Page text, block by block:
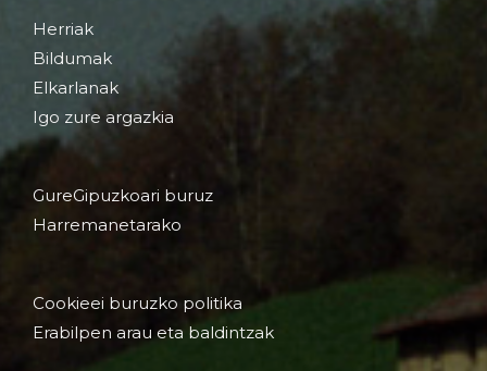
Herriak
Bildumak
Elkarlanak
Igo zure argazkia
GureGipuzkoari buruz
Harremanetarako
Cookieei buruzko politika
Erabilpen arau eta baldintzak